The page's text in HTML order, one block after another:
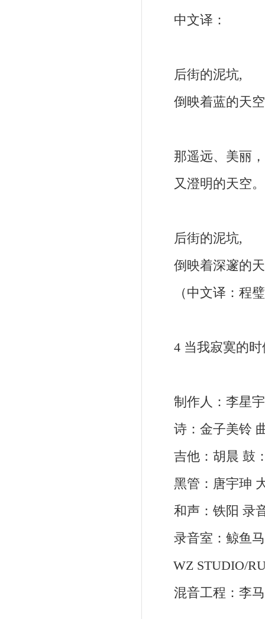
中文译：
后街的泥坑,
倒映着蓝的天
那遥远、美丽，
又澄明的天空。
后街的泥坑,
倒映着深邃
（中文译：程
4 当我寂寞的时
制作人：李星宇
诗：金子美铃 曲
吉他：胡晨 鼓：
黑管：唐宇珅 大
和声：铁阳 录音
录音室：鲸鱼马
WZ STUDIO/
混音工程：李马